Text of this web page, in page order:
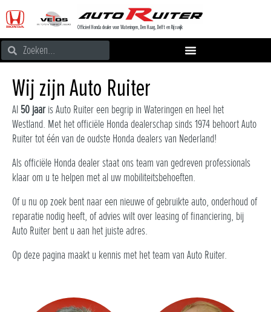
Officieel Honda dealer voor Wateringen, Den Haag, Delft en Rijswijk
Wij zijn Auto Ruiter
Al 50 jaaris Auto Ruiter een begrip in Wateringen en heel het
Westland. Met het officiële Honda dealerschap sinds 1974 behoort Auto
Ruiter tot één van de oudste Honda dealers van Nederland!
Als officiële Honda dealer staat ons team van gedreven professionals
klaar om u te helpen met al uw mobiliteitsbehoeften.
Of u nu op zoek bent naar een nieuwe of gebruikte auto, onderhoud of
reparatie nodig heeft, of advies wilt over leasing of financiering, bij
Auto Ruiter bent u aan het juiste adres.
Op deze pagina maakt u kennis met het team van Auto Ruiter.